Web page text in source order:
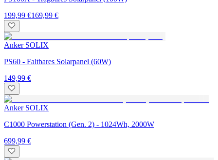
199,99 €169,99 €
Anker SOLIX
PS60 - Faltbares Solarpanel (60W)
149,99 €
Anker SOLIX
C1000 Powerstation (Gen. 2) - 1024Wh, 2000W
699,99 €